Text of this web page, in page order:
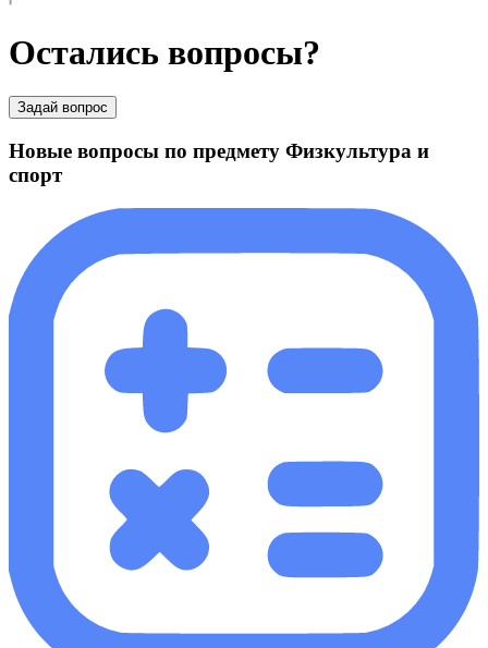
Остались вопросы?
Задай вопрос
Новые вопросы по предмету Физкультура и
спорт